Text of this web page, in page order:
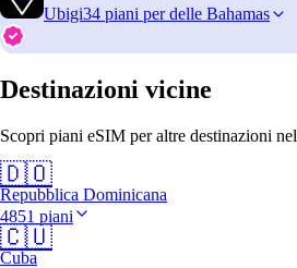
Ubigi34 piani per delle Bahamas
Destinazioni vicine
Scopri piani eSIM per altre destinazioni
🇩🇴
Repubblica Dominicana
4851 piani
🇨🇺
Cuba